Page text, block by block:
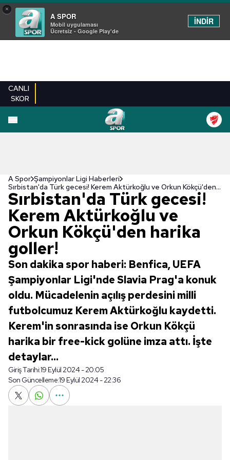
×
A SPOR
Mobil uygulaması
Ücretsiz - Google Play'de
İNDİR
CANLI
SKOR
A Spor Şampiyonlar Ligi Haberleri
Sırbistan'da Türk gecesi! Kerem Aktürkoğlu ve Orkun Kökçü'den harika goller!
Sırbistan'da Türk gecesi!
Kerem Aktürkoğlu ve
Orkun Kökçü'den harika
goller!
Son dakika spor haberi: Benfica, UEFA
Şampiyonlar Ligi'nde Slavia Prag'a konuk
oldu. Mücadelenin açılış perdesini milli
futbolcumuz Kerem Aktürkoğlu kaydetti.
Kerem'in sonrasında ise Orkun Kökçü
harika bir free-kick golüne imza attı. İşte
detaylar...
Giriş Tarihi:19 Eylül 2024 - 20:05
Son Güncelleme:19 Eylül 2024 - 22:36